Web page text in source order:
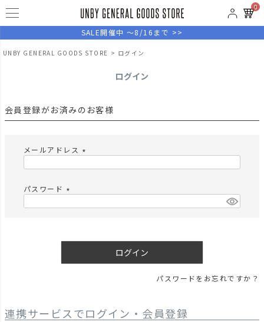
0
SALE開催中 ～8/16まで >>
UNBY GENERAL GOODS STORE ログイン
ログイン
会員登録がお済みのお客様
メールアドレス
)
パスワード
ログイン
パスワードをお忘れですか？
連携サービスでログイン・会員登録